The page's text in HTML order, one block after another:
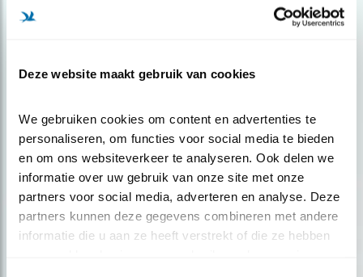
Deze website maakt gebruik van cookies
We gebruiken cookies om content en advertenties te
personaliseren, om functies voor social media te bieden
en om ons websiteverkeer te analyseren. Ook delen we
informatie over uw gebruik van onze site met onze
partners voor social media, adverteren en analyse. Deze
partners kunnen deze gegevens combineren met andere
informatie die u aan ze heeft verstrekt of die ze hebben
Meld je aan en ontvang nieuws, inspiratie, acties en tips
over vogels en activiteiten van Vogelbescherming.